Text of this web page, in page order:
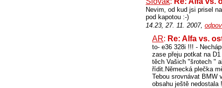
Nevim, od kud jsi prisel
pod kapotou :-)
14.23, 27. 11. 2007,
AR: Re: Alfa vs.
to- e36 328i !!! -
zase přeju potkat na
těch Vašich "šrotech "
řídit.Německá plečka
Tebou srovnávat BMW
obsahu ještě nedostala